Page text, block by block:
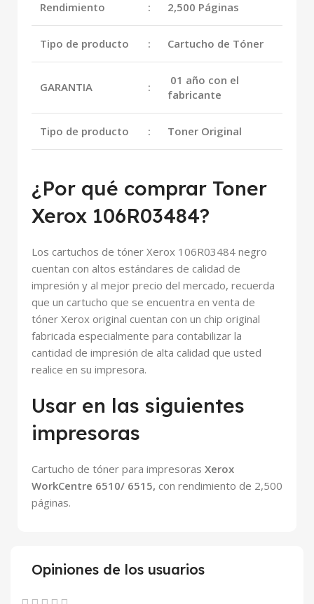
Rendimiento : 2,500 Páginas
Tipo de producto : Cartucho de Tóner
GARANTIA :
01 año con el
fabricante
Tipo de producto : Toner Original
¿Por qué comprar Toner
Xerox 106R03484?
Los cartuchos de tóner Xerox 106R03484 negro
cuentan con altos estándares de calidad de
impresión y al mejor precio del mercado, recuerda
que un cartucho que se encuentra en venta de
tóner Xerox original cuentan con un chip original
fabricada especialmente para contabilizar la
cantidad de impresión de alta calidad que usted
realice en su impresora.
Usar en las siguientes
impresoras
Cartucho de tóner para impresoras Xerox
WorkCentre 6510/ 6515, con rendimiento de 2,500
páginas.
Opiniones de los usuarios